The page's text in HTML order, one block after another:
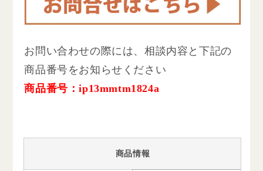
お問い合わせの際には、相談内容と下記の
商品番号をお知らせください
商品番号：ip13mmtm1824a
商品情報